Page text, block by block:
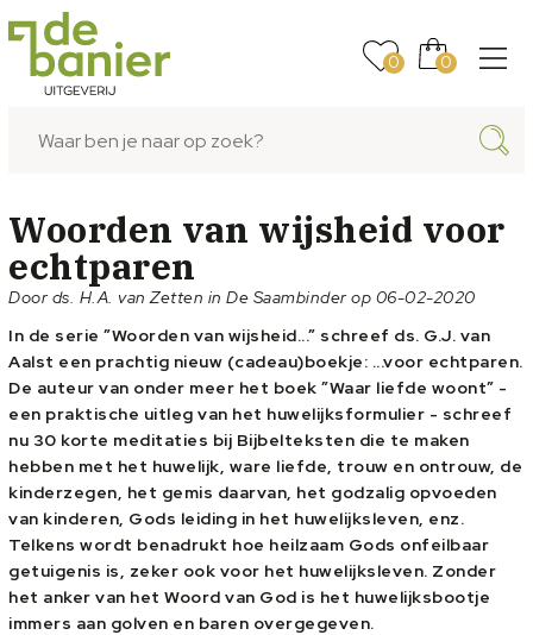
0 0
Woorden van wijsheid voor
echtparen
Door ds. H.A. van Zetten in De Saambinder op 06-02-2020
In de serie ”Woorden van wijsheid...” schreef ds. G.J. van
Aalst een prachtig nieuw (cadeau)boekje: ...voor echtparen.
De auteur van onder meer het boek ”Waar liefde woont” -
een praktische uitleg van het huwelijksformulier - schreef
nu 30 korte meditaties bij Bijbelteksten die te maken
hebben met het huwelijk, ware liefde, trouw en ontrouw, de
kinderzegen, het gemis daarvan, het godzalig opvoeden
van kinderen, Gods leiding in het huwelijksleven, enz.
Telkens wordt benadrukt hoe heilzaam Gods onfeilbaar
getuigenis is, zeker ook voor het huwelijksleven. Zonder
het anker van het Woord van God is het huwelijksbootje
immers aan golven en baren overgegeven.